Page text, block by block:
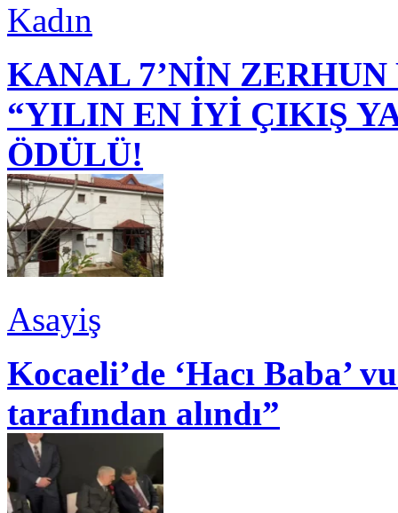
Kadın
KANAL 7’NİN
“YILIN EN İYİ ÇIKIŞ
ÖDÜLÜ!
Asayiş
Kocaeli’de ‘Hacı Baba’
tarafından alındı”